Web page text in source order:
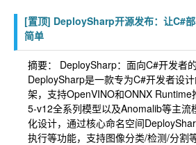
[置顶] DeploySharp开源发布：让C#
简单
摘要： DeploySharp：面向C#开发者
DeploySharp是一款专为C#开发者设
架，支持OpenVINO和ONNX Runtime
5-v12全系列模型以及Anomalib等主流
化设计，通过核心命名空间
执行等功能，支持图像分类/检测/分割